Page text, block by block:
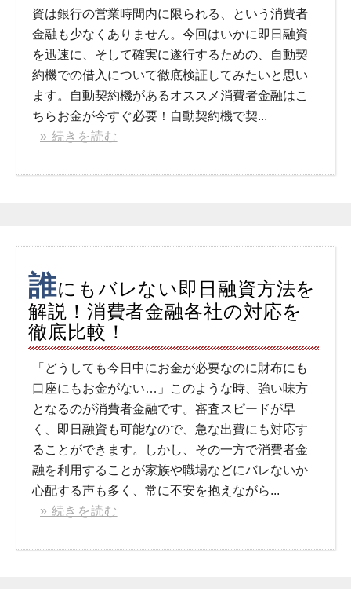
資は銀行の営業時間内に限られる、という消費者
金融も少なくありません。今回はいかに即日融資
を迅速に、そして確実に遂行するための、自動契
約機での借入について徹底検証してみたいと思い
ます。自動契約機があるオススメ消費者金融はこ
ちらお金が今すぐ必要！自動契約機で契...
» 続きを読む
誰にもバレない即日融資方法を
解説！消費者金融各社の対応を
徹底比較！
「どうしても今日中にお金が必要なのに財布にも
口座にもお金がない…」このような時、強い味方
となるのが消費者金融です。審査スピードが早
く、即日融資も可能なので、急な出費にも対応す
ることができます。しかし、その一方で消費者金
融を利用することが家族や職場などにバレないか
心配する声も多く、常に不安を抱えながら...
» 続きを読む